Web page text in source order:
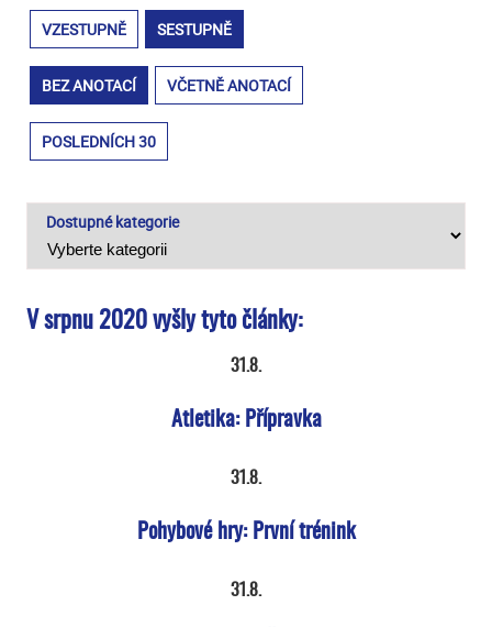
VZESTUPNĚ SESTUPNĚ
BEZ ANOTACÍ VČETNĚ ANOTACÍ
POSLEDNÍCH 30
Dostupné kategorie
V srpnu 2020 vyšly tyto články:
31.8.
Atletika: Přípravka
31.8.
Pohybové hry: První trénink
31.8.